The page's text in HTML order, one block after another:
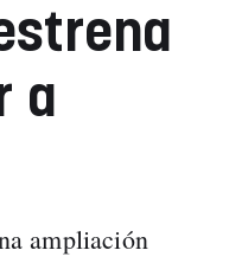
a
ampliación